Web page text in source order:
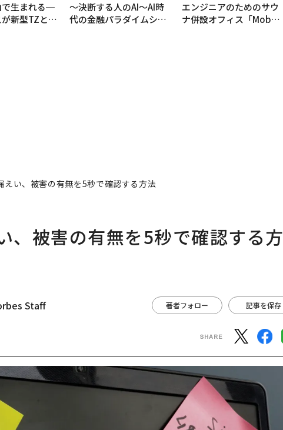
で生まれる─
新型TZとE
〜決断する人のAI〜AI時
代の金融パラダイムシフ
エンジニアのためのサウ
ナ併設オフィス「Mobiu
えい、被害の有無を5秒で確認する方法
、被害の有無を5秒で確認する方
Staff 著者フォロー 記事を保存